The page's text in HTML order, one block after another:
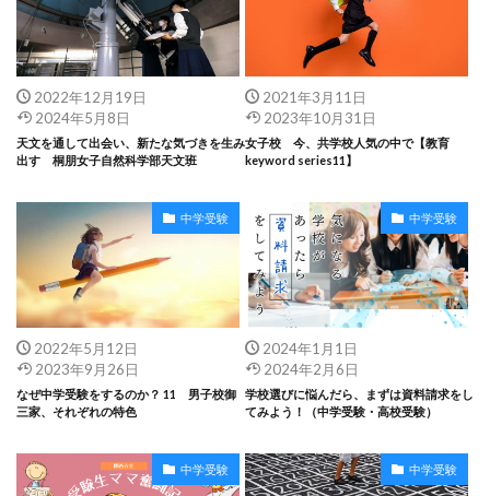
2022年12月19日
2024年5月8日
天文を通して出会い、新たな気づきを生み
出す 桐朋女子自然科学部天文班
2021年3月11日
2023年10月31日
女子校 今、共学校人気の中で【教育
keyword series11】
中学受験
2022年5月12日
2023年9月26日
なぜ中学受験をするのか？ 11 男子校御
三家、それぞれの特色
中学受験
2024年1月1日
2024年2月6日
学校選びに悩んだら、まずは資料請求をし
てみよう！（中学受験・高校受験）
中学受験 中学受験